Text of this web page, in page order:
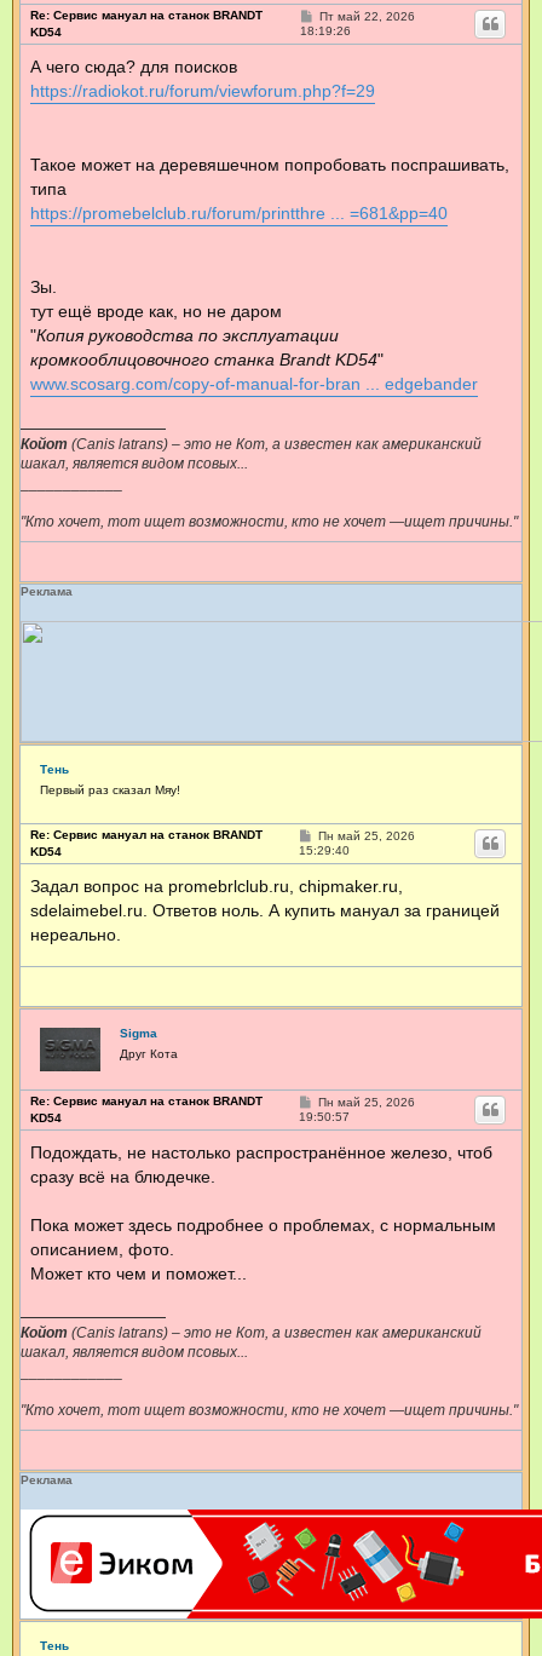
Re: Сервис мануал на станок BRANDT
KD54
С
о
о
е
н
Пт май 22, 2026
18:19:26
А чего сюда? для поисков
https://radiokot.ru/forum/viewforum.php?f=29
Такое может на деревяшечном попробовать поспрашивать,
типа
https://promebelclub.ru/forum/printthre ... =681&pp=40
Зы.
тут ещё вроде как, но не даром
"Копия руководства по эксплуатации
кромкооблицовочного станка Brandt KD54"
www.scosarg.com/copy-of-manual-for-bran ... edgebander
Койот (Canis latrans) – это не Кот, а известен как американский
шакал, является видом псовых...
"Кто хочет, тот ищет возможности, кто не хочет —ищет причины."
Реклама
Тень
Первый раз сказал Мяу!
Re: Сервис мануал на станок BRANDT
KD54
С
о
о
б
щ
е
Пн май 25, 2026
15:29:40
Задал вопрос на promebrlclub.ru, chipmaker.ru,
sdelaimebel.ru. Ответов ноль. А купить мануал за границей
нереально.
Sigma
Друг Кота
Re: Сервис мануал на станок BRANDT
KD54
С
о
о
щ
е
Пн май 25, 2026
19:50:57
Подождать, не настолько распространённое железо, чтоб
сразу всё на блюдечке.
Пока может здесь подробнее о проблемах, с нормальным
описанием, фото.
Может кто чем и поможет...
Койот (Canis latrans) – это не Кот, а известен как американский
шакал, является видом псовых...
"Кто хочет, тот ищет возможности, кто не хочет —ищет причины."
Реклама
Тень